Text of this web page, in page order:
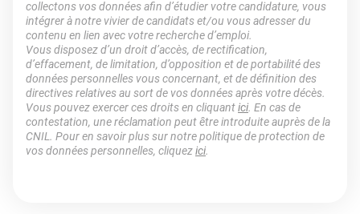
collectons vos données afin d’étudier votre candidature, vous
intégrer à notre vivier de candidats et/ou vous adresser du
contenu en lien avec votre recherche d’emploi.
Vous disposez d’un droit d’accès, de rectification,
d’effacement, de limitation, d’opposition et de portabilité des
données personnelles vous concernant, et de définition des
directives relatives au sort de vos données après votre décès.
Vous pouvez exercer ces droits en cliquantici. En cas de
contestation, une réclamation peut être introduite auprès de la
CNIL. Pour en savoir plus sur notre politique de protection de
vos données personnelles, cliquezici.